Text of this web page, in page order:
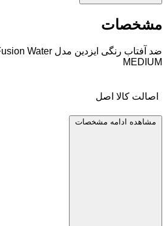
مشخصات
MEDIUM
اصالت کالا اصل
مشاهده ادامه مشخصات